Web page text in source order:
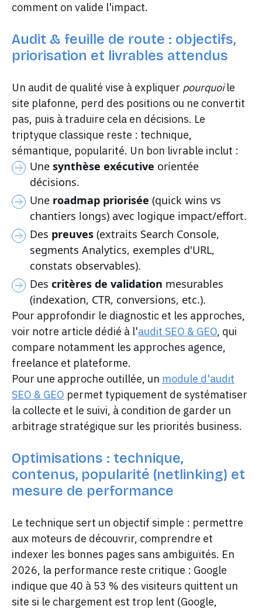
comment on valide l'impact.
Audit & feuille de route : objectifs,
priorisation et livrables attendus
Un audit de qualité vise à expliquer pourquoile
site plafonne, perd des positions ou ne convertit
pas, puis à traduire cela en décisions. Le
triptyque classique reste : technique,
sémantique, popularité. Un bon livrable inclut :
Unesynthèse exécutive orientée
décisions.
Une roadmap priorisée (quick wins vs
chantiers longs) avec logique impact/effort.
Des preuves (extraits Search Console,
segments Analytics, exemples d'URL,
constats observables).
Descritères de validation mesurables
(indexation, CTR, conversions, etc.).
Pour approfondir le diagnostic et les approches,
voir notre article dédié à l'audit SEO & GEO, qui
compare notamment les approches agence,
freelance et plateforme.
Pour une approche outillée, un module d'audit
SEO & GEO permet typiquement de systématiser
la collecte et le suivi, à condition de garder un
arbitrage stratégique sur les priorités business.
Optimisations : technique,
contenus, popularité (netlinking) et
mesure de performance
Le technique sert un objectif simple : permettre
aux moteurs de découvrir, comprendre et
indexer les bonnes pages sans ambiguïtés. En
2026, la performance reste critique : Google
indique que 40 à 53 % des visiteurs quittent un
site si le chargement est trop lent (Google,